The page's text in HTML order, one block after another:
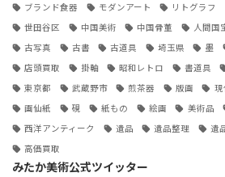
ブランド食器 モダンアート リトグラフ
世田谷区 中国美術 中国骨董 人間国
古写真 古書 古道具 埼玉県 墨
店頭買取 掛軸 昭和レトロ 書道具
東京都 武蔵野市 煎茶器 版画 現
画仙紙 硯 紙もの 絵画 美術品
西洋アンティーク 遺品 遺品整理 遺
高価買取
みたか美術公式ツイッター